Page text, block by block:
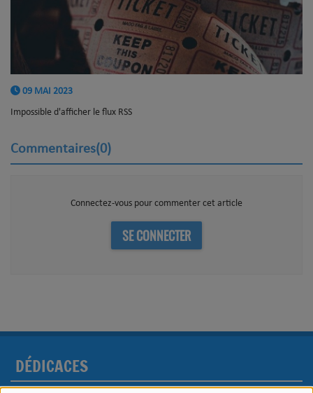
09 MAI 2023
Impossible d'afficher le flux RSS
Commentaires(0)
Connectez-vous pour commenter cet article
SE CONNECTER
DÉDICACES